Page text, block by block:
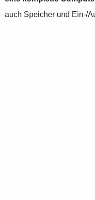
auch Speicher und Ein-/